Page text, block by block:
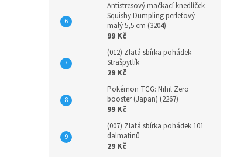
Antistresový mačkací knedlíček
Squishy Dumpling perleťový
malý 5,5 cm (3204)
99 Kč
(012) Zlatá sbírka pohádek
Strašpytlík
29 Kč
Pokémon TCG: Nihil Zero
booster (Japan) (2267)
99 Kč
(007) Zlatá sbírka pohádek 101
dalmatinů
29 Kč